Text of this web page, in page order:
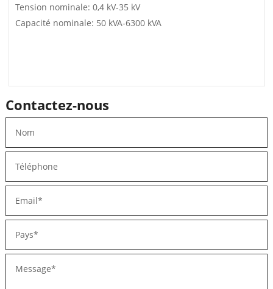
Tension nominale: 0,4 kV-35 kV
Capacité nominale: 50 kVA-6300 kVA
Contactez-nous